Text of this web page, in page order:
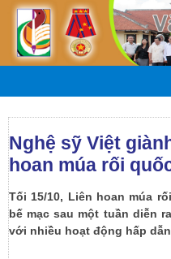
Nghệ sỹ Việt
hoan múa rối
Tối 15/10, Liên hoan múa
bế mạc sau một tuần diễn
với nhiều hoạt động hấp